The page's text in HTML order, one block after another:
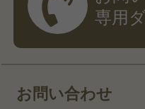
専用
お問い合わせ